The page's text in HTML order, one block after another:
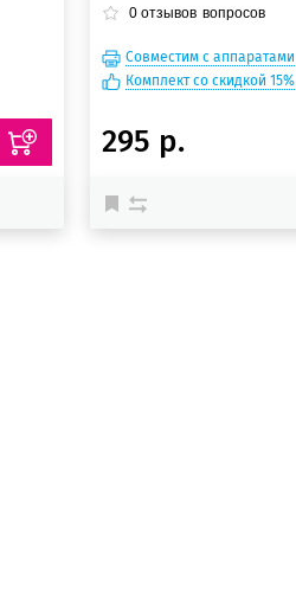
0 отзывов вопросов
Совместим с аппаратами
Комплект со скидкой 15%
295 р.